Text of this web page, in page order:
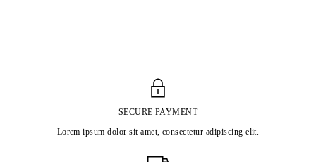
SECURE PAYMENT
Lorem ipsum dolor sit amet, consectetur adipiscing elit.